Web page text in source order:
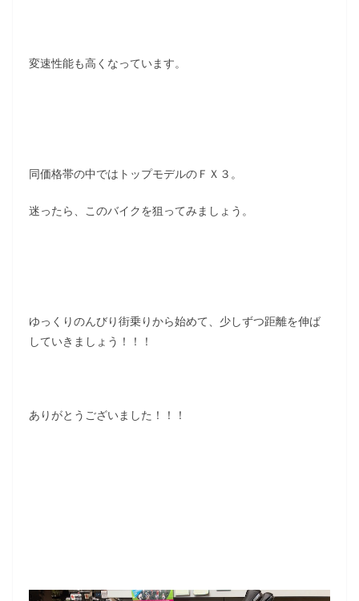
変速性能も高くなっています。
同価格帯の中ではトップモデルのＦＸ３。
迷ったら、このバイクを狙ってみましょう。
ゆっくりのんびり街乗りから始めて、少しずつ距離を伸ば
していきましょう！！！
ありがとうございました！！！